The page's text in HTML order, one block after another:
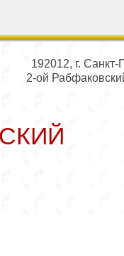
192012, г. Санкт-
2-ой